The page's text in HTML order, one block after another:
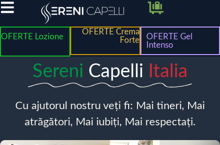
OFERTE Lozione
OFERTE Crema
Forte
OFERTE Gel
Intenso
Sereni Capelli Italia
Cu ajutorul nostru veți fi: Mai tineri, Mai
atrăgători, Mai iubiți, Mai respectați.